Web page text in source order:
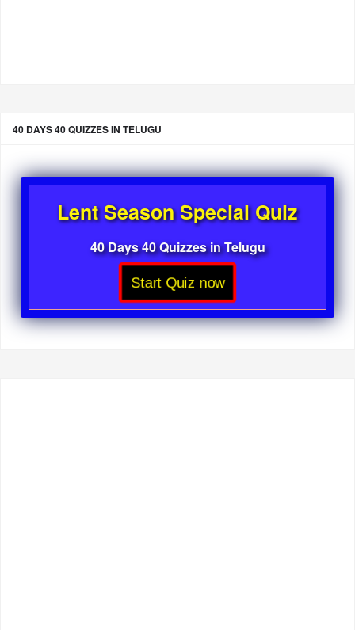
40 DAYS 40 QUIZZES IN TELUGU
Lent Season Special Quiz
40 Days 40 Quizzes in Telugu
Start Quiz now